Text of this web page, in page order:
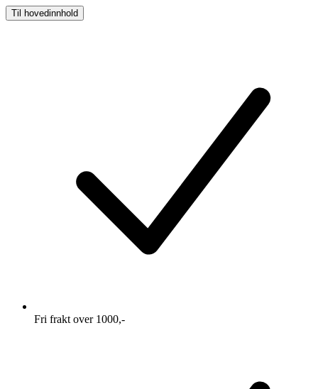
Til hovedinnhold
Fri frakt over 1000,-